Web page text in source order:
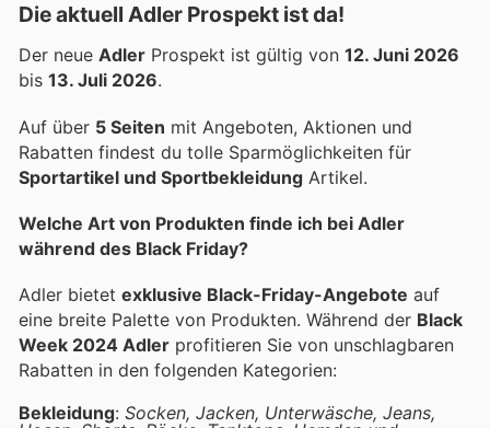
Die aktuell Adler Prospekt ist da!
Der neue Adler Prospekt ist gültig von 12. Juni 2026
bis 13. Juli 2026.
Auf über 5 Seiten mit Angeboten, Aktionen und
Rabatten findest du tolle Sparmöglichkeiten für
Sportartikel und Sportbekleidung Artikel.
Welche Art von Produkten finde ich bei Adler
während des Black Friday?
Adler bietet exklusive Black-Friday-Angebote auf
eine breite Palette von Produkten. Während der Black
Week 2024 Adler profitieren Sie von unschlagbaren
Rabatten in den folgenden Kategorien:
Bekleidung: Socken, Jacken, Unterwäsche, Jeans,